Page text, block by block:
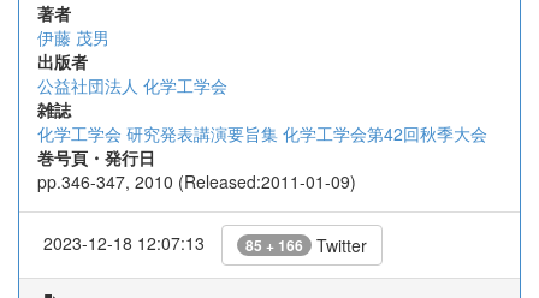
著者
伊藤 茂男
出版者
公益社団法人 化学工学会
雑誌
化学工学会 研究発表講演要旨集 化学工学会第42回秋季大会
巻号頁・発行日
pp.346-347, 2010 (Released:2011-01-09)
2023-12-18 12:07:13 85 + 166 Twitter